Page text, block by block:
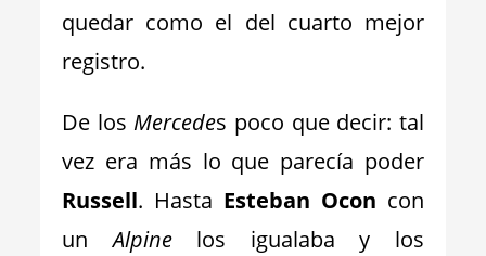
quedar como el del cuarto mejor
registro.
De los Mercedes poco que decir: tal
vez era más lo que parecía poder
Russell. Hasta Esteban Ocon con
unAlpinelos igualaba y los